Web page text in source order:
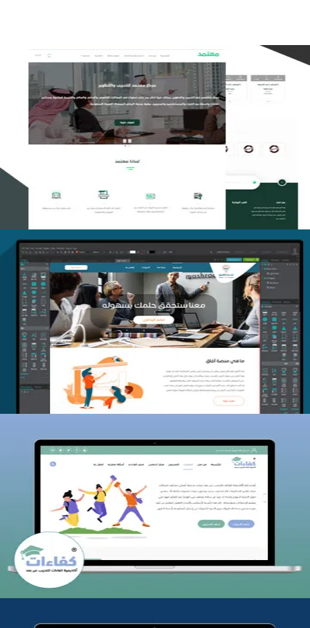
تصميم منصة معتمد للتدريب
التفاصيل
منصة أفق للتدريب
التفاصيل
كفاءات للتدريب
التفاصيل